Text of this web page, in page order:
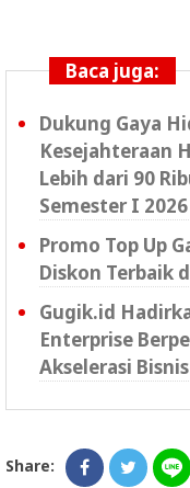
Baca juga:
Dukung Gaya
Kesejahteraan
Lebih dari 90
Semester I 2026
Promo Top Up
Diskon Terbaik
Gugik.id
Enterprise
Akselerasi Bisnis
Share: